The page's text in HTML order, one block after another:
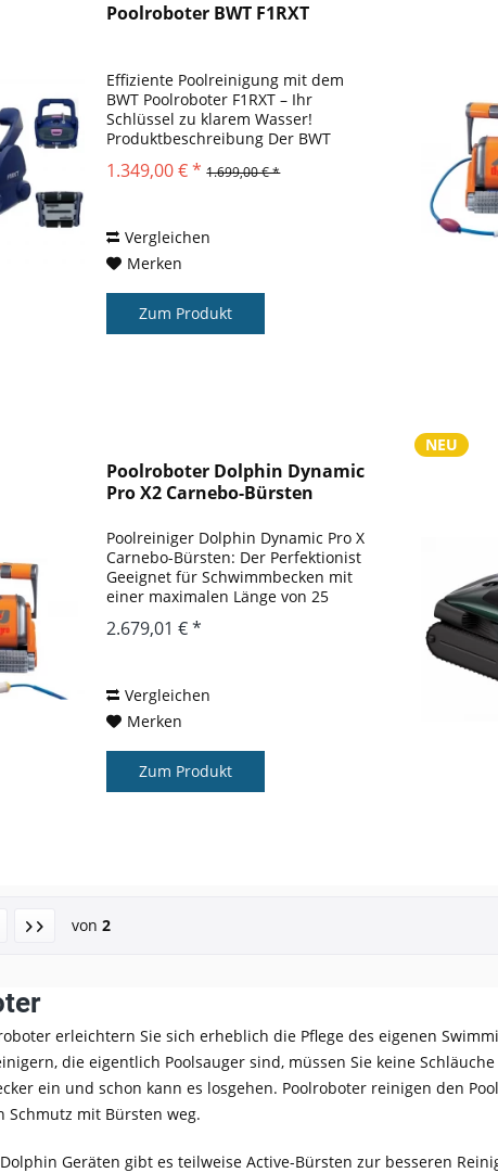
Poolroboter BWT F1RXT
Effiziente Poolreinigung mit dem
BWT Poolroboter F1RXT – Ihr
Schlüssel zu klarem Wasser!
Produktbeschreibung Der BWT
Poolroboter steht für innovative
Technologie und erstklassige
1.349,00 € * 1.699,00 € *
Vergleichen
Merken
Zum Produkt
Poolroboter Dolphin Dynamic
Pro X2 Carnebo-Bürsten
Poolreiniger Dolphin Dynamic Pro X
Carnebo-Bürsten: Der Perfektionist
Geeignet für Schwimmbecken mit
einer maximalen Länge von 25
Metern. Dolphin Dynamic Pro X
ultrastarker, ultraintelligenter
2.679,01 € *
Vergleichen
Merken
Zum Produkt
NEU
von 2
erleichtern Sie sich erheblich die Pflege des eigenen
die eigentlich Poolsauger sind, müssen Sie keine
ein und schon kann es losgehen. Poolroboter reinigen den
Schmutz mit Bürsten weg.
Geräten gibt es teilweise Active-Bürsten zur besseren